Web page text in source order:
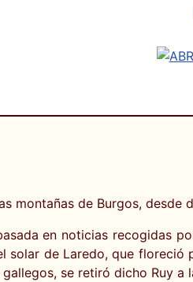
montañas de Burgos, desde
en noticias recogidas
solar de Laredo, que
se retiró dicho Ruy